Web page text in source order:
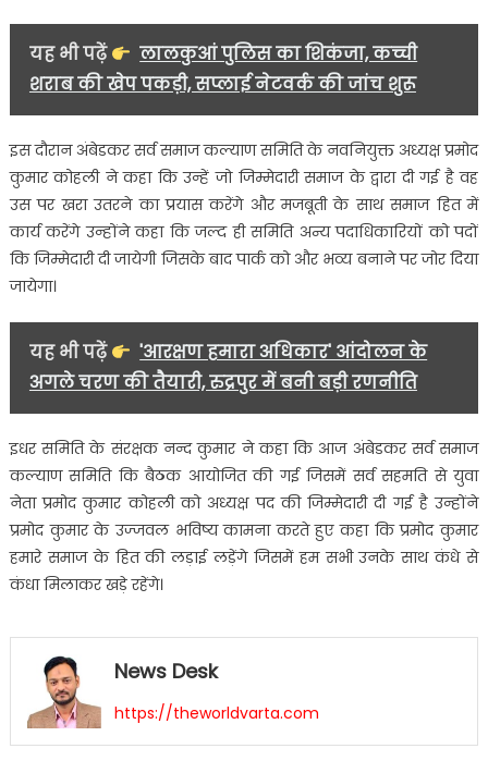
यह भी पढ़ें
लालकुआं पुलिस का शिकंजा, कच्ची
शराब की खेप पकड़ी, सप्लाई नेटवर्क की जांच शुरू
इस दौरान अंबेडकर सर्व समाज कल्याण समिति के नवनियुक्त अध्यक्ष प्रमोद
कुमार कोहली ने कहा कि उन्हें जो जिम्मेदारी समाज के द्वारा दी गई है वह
उस पर खरा उतरने का प्रयास करेंगे और मजबूती के साथ समाज हित में
कार्य करेंगे उन्होंने कहा कि जल्द ही समिति अन्य पदाधिकारियों को पदों
कि जिम्मेदारी दी जायेगी जिसके बाद पार्क को और भव्य बनाने पर जोर दिया
जायेगा।
यह भी पढ़ें
'आरक्षण हमारा अधिकार' आंदोलन के
अगले चरण की तैयारी, रुद्रपुर में बनी बड़ी रणनीति
इधर समिति के संरक्षक नन्द कुमार ने कहा कि आज अंबेडकर सर्व समाज
कल्याण समिति कि बैठक आयोजित की गई जिसमें सर्व सहमति से युवा
नेता प्रमोद कुमार कोहली को अध्यक्ष पद की जिम्मेदारी दी गई है उन्होंने
प्रमोद कुमार के उज्जवल भविष्य कामना करते हुए कहा कि प्रमोद कुमार
हमारे समाज के हित की लड़ाई लड़ेंगे जिसमें हम सभी उनके साथ कंधे से
कंधा मिलाकर खड़े रहेंगे।
News Desk
https://theworldvarta.com